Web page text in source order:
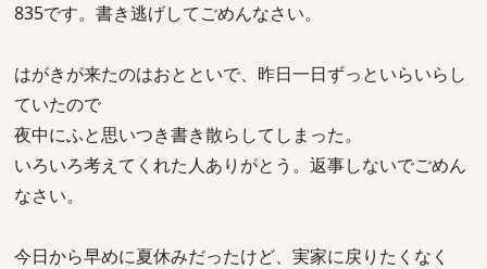
835です。書き逃げしてごめんなさい。
はがきが来たのはおとといで、昨日一日ずっといらいらし
ていたので
夜中にふと思いつき書き散らしてしまった。
いろいろ考えてくれた人ありがとう。返事しないでごめん
なさい。
今日から早めに夏休みだったけど、実家に戻りたくなく